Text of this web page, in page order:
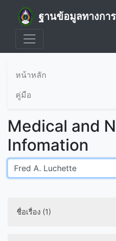
ฐานข้อมูลทางกา
หน้าหลัก
คู่มือ
Medical and
Infomation
ชื่อเรื่อง (1)